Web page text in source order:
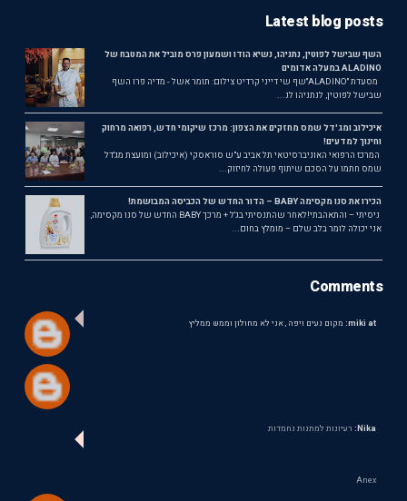
Latest blog posts
השף שבישל לפוטין, נתניהו, נשיא הודו ושמעון פרס מוביל את המטבח של
ALADINO במעלה אדומים
מסעדת ״ALADINO״שף שי דייני קרדיט צילום: תומר אשל - מדיה פרו השף
שבישל לפוטין, לנתניהו לנ...
איכילוב ומג'דל שמס מחזקים את הצפון: מרכז שיקומי חדש, רפואה מרחוק
וחינוך למדעים!
המרכז הרפואי האוניברסיטאי תל אביב ע"ש סוראסקי (איכילוב) ומועצת מג'דל
שמס חתמו על הסכם שיתוף פעולה לחיזוק...
הכירו את סנו מקסימה BABY – הדור החדש של הכביסה המבושמת!
ניסיתי – והתאהבתי!לאחר שהתנסיתי בג'ל + מרכך BABY החדש של סנו מקסימה,
אני יכולה לומר בלב שלם – מומלץ בחום...
Comments
miki at: מקום נעים ויפה , אני לא מחולון וממש ממליץ
Nika: רעיונות למתנות נחמדות
Anex